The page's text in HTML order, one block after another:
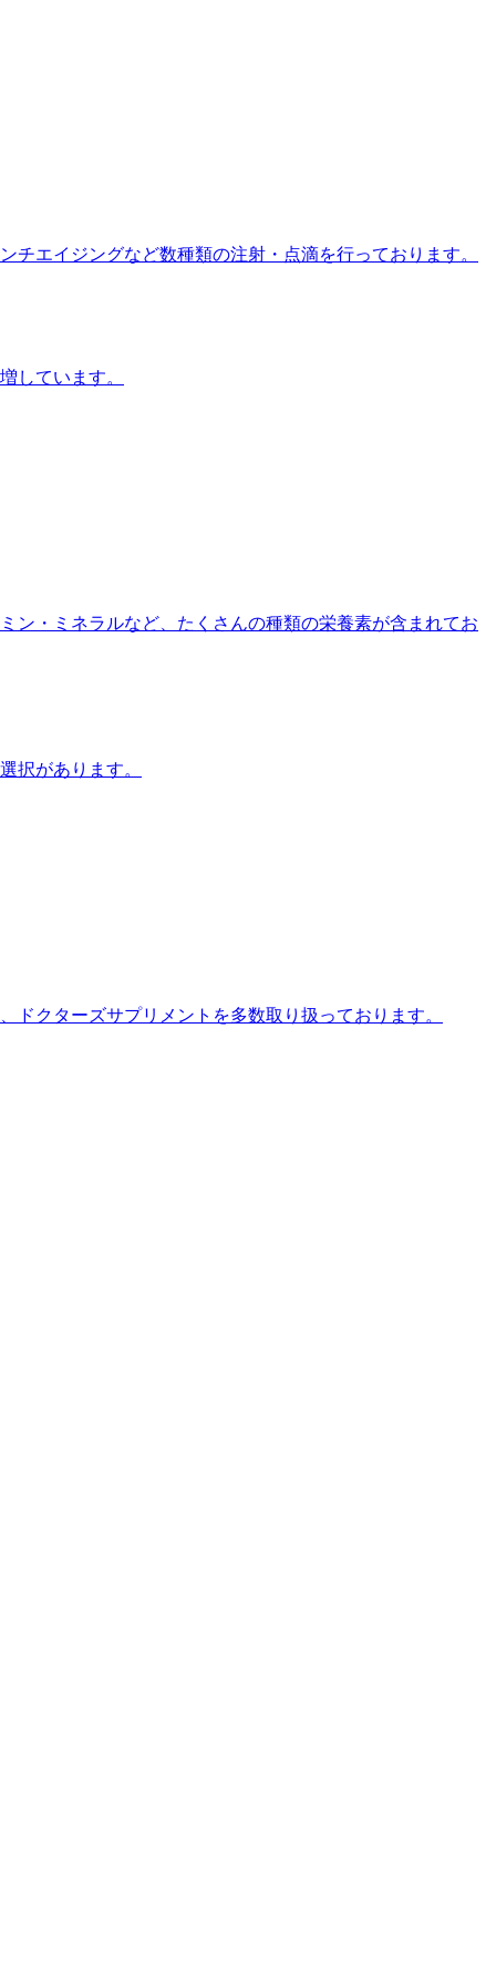
エイジングなど数種類の注射・点滴を行っております。
しています。
ン・ミネラルなど、たくさんの種類の栄養素が含まれてお
択があります。
クターズサプリメントを多数取り扱っております。